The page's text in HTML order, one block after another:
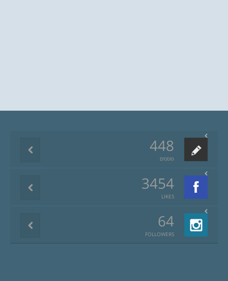
448
פוסטים
3454
LIKES
64
FOLLOWERS